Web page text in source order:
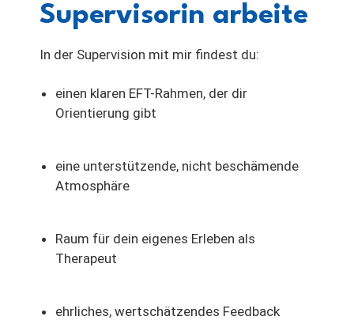
Supervisorin arbeite
In der Supervision mit mir findest du:
einen klaren EFT-Rahmen, der dir
Orientierung gibt
eine unterstützende, nicht beschämende
Atmosphäre
Raum für dein eigenes Erleben als
Therapeut
ehrliches, wertschätzendes Feedback